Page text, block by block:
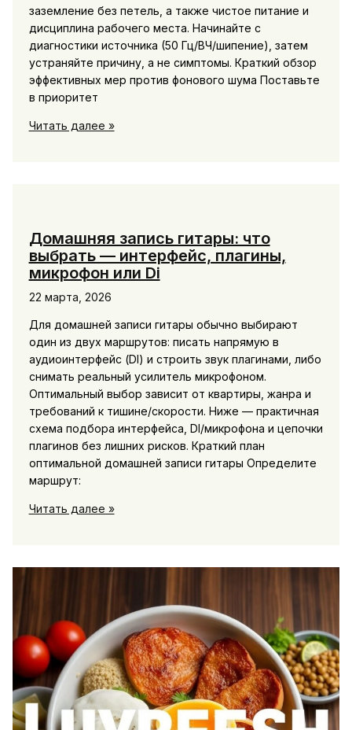
заземление без петель, а также чистое питание и
дисциплина рабочего места. Начинайте с
диагностики источника (50 Гц/ВЧ/шипение), затем
устраняйте причину, а не симптомы. Краткий обзор
эффективных мер против фонового шума Поставьте
в приоритет
Борьба
и
правильная
проводка
для
звука
Читать далее »
Домашняя запись гитары: что
выбрать — интерфейс, плагины,
микрофон или Di
22 марта, 2026
Для домашней записи гитары обычно выбирают
один из двух маршрутов: писать напрямую в
аудиоинтерфейс (DI) и строить звук плагинами, либо
снимать реальный усилитель микрофоном.
Оптимальный выбор зависит от квартиры, жанра и
требований к тишине/скорости. Ниже — практичная
схема подбора интерфейса, DI/микрофона и цепочки
плагинов без лишних рисков. Краткий план
оптимальной домашней записи гитары Определите
маршрут:
Домашняя
плагины,
микрофон
или
Di
Читать далее »